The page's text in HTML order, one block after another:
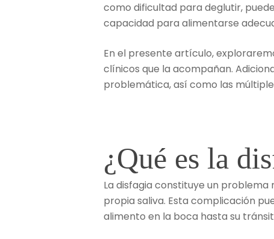
Hit enter to search or ESC to close
como dificultad para deglutir,
capacidad para alimentarse
En el presente artículo,
clínicos que la acompañan.
problemática, así como las
¿Qué es la
La disfagia constituye un
propia saliva. Esta complicación
alimento en la boca hasta su